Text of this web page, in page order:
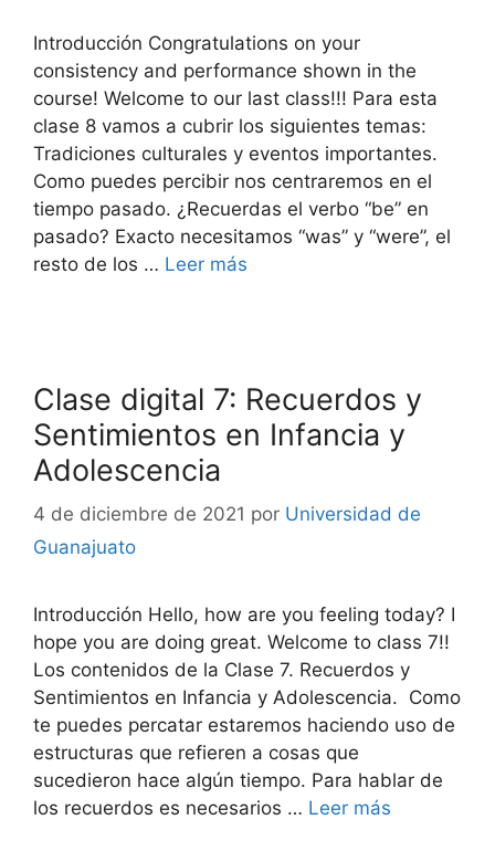
Introducción Congratulations on your
consistency and performance shown in the
course! Welcome to our last class!!! Para esta
clase 8 vamos a cubrir los siguientes temas:
Tradiciones culturales y eventos importantes.
Como puedes percibir nos centraremos en el
tiempo pasado. ¿Recuerdas el verbo “be” en
pasado? Exacto necesitamos “was” y “were”, el
resto de los … Leer más
Clase digital 7: Recuerdos y
Sentimientos en Infancia y
Adolescencia
4 de diciembre de 2021 por Universidad de
Guanajuato
Introducción Hello, how are you feeling today? I
hope you are doing great. Welcome to class 7!!
Los contenidos de la Clase 7. Recuerdos y
Sentimientos en Infancia y Adolescencia. Como
te puedes percatar estaremos haciendo uso de
estructuras que refieren a cosas que
sucedieron hace algún tiempo. Para hablar de
los recuerdos es necesarios … Leer más